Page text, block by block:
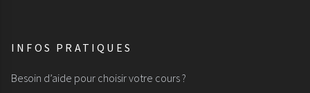
INFOS PRATIQUES
Besoin d’aide pour choisir votre cours ?